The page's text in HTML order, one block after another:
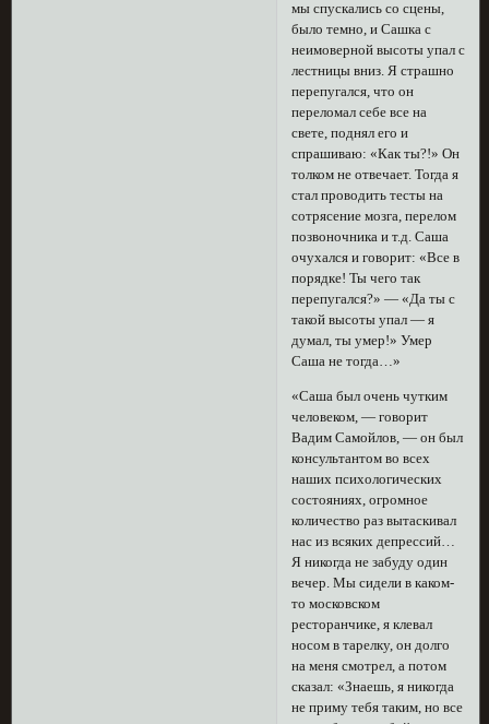
мы спускались со сцены,
было темно, и Сашка с
неимоверной высоты упал с
лестницы вниз. Я страшно
перепугался, что он
переломал себе все на
свете, поднял его и
спрашиваю: «Как ты?!» Он
толком не отвечает. Тогда я
стал проводить тесты на
сотрясение мозга, перелом
позвоночника и т.д. Саша
очухался и говорит: «Все в
порядке! Ты чего так
перепугался?» — «Да ты с
такой высоты упал — я
думал, ты умер!» Умер
Саша не тогда…»
«Саша был очень чутким
человеком, — говорит
Вадим Самойлов, — он был
консультантом во всех
наших психологических
состояниях, огромное
количество раз вытаскивал
нас из всяких депрессий…
Я никогда не забуду один
вечер. Мы сидели в каком-
то московском
ресторанчике, я клевал
носом в тарелку, он долго
на меня смотрел, а потом
сказал: «Знаешь, я никогда
не приму тебя таким, но все